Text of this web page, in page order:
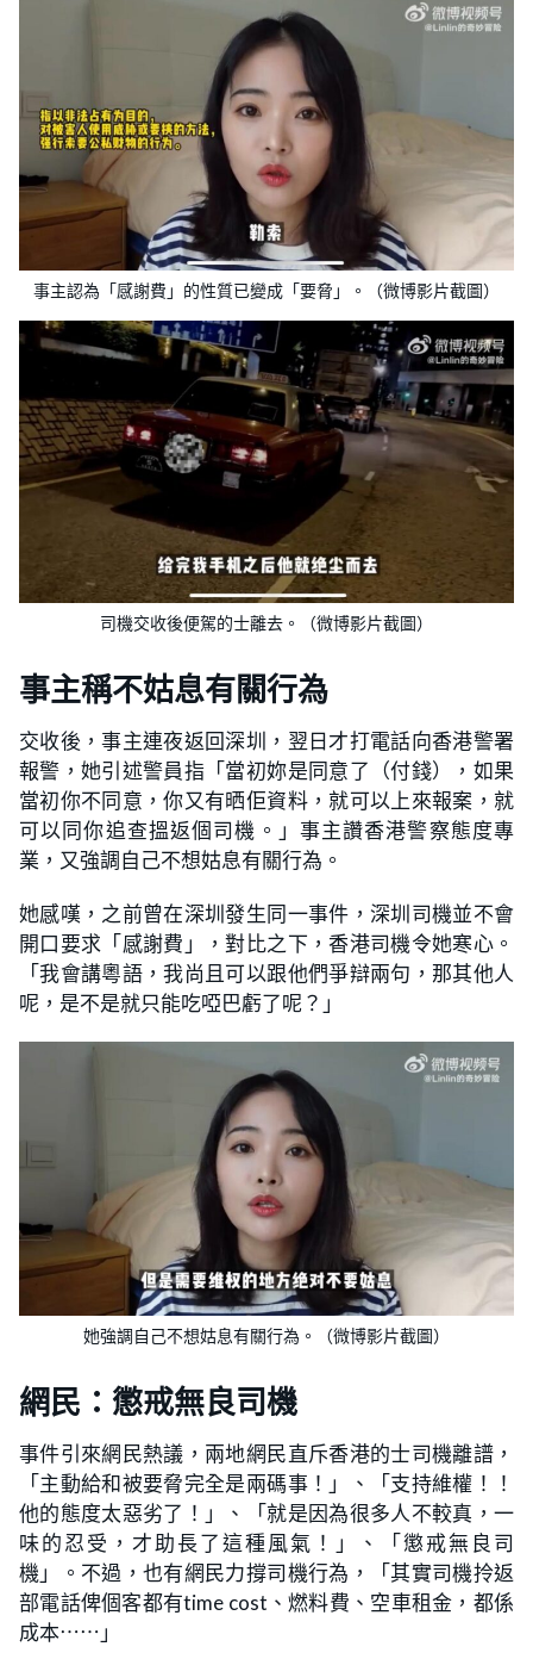
事主認為「感謝費」的性質已變成「要脅」。（微博影片截圖）
司機交收後便駕的士離去。（微博影片截圖）
事主稱不姑息有關行為
交收後，事主連夜返回深圳，翌日才打電話向香港警署
報警，她引述警員指「當初妳是同意了（付錢），如果
當初你不同意，你又有晒佢資料，就可以上來報案，就
可以同你追查搵返個司機。」事主讚香港警察態度專
業，又強調自己不想姑息有關行為。
她感嘆，之前曾在深圳發生同一事件，深圳司機並不會
開口要求「感謝費」，對比之下，香港司機令她寒心。
「我會講粵語，我尚且可以跟他們爭辯兩句，那其他人
呢，是不是就只能吃啞巴虧了呢？」
她強調自己不想姑息有關行為。（微博影片截圖）
網民：懲戒無良司機
事件引來網民熱議，兩地網民直斥香港的士司機離譜，
「主動給和被要脅完全是兩碼事！」、「支持維權！！
他的態度太惡劣了！」、「就是因為很多人不較真，一
味的忍受，才助長了這種風氣！」、「懲戒無良司
機」。不過，也有網民力撐司機行為，「其實司機拎返
部電話俾個客都有time cost、燃料費、空車租金，都係
成本⋯⋯」